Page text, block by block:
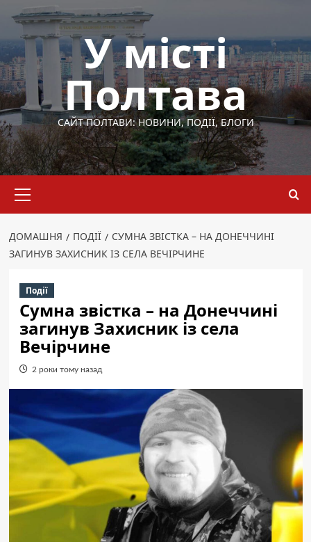
Перейти
вмісту
У місті
Полтава
САЙТ ПОЛТАВИ: НОВИНИ, ПОДІЇ, БЛОГИ
меню
ДОМАШНЯ ПОДІЇ
СУМНА ЗВІСТКА – НА ДОНЕЧЧИНІ
ЗАГИНУВ ЗАХИСНИК ІЗ СЕЛА ВЕЧІРЧИНЕ
Події
Сумна звістка – на Донеччині
загинув Захисник із села
Вечірчине
2 роки тому назад